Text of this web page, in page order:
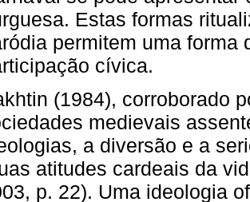
Estas formas
permitem uma forma
cívica.
(1984), corroborado
medievais
a diversão e a
atitudes cardeais da
p. 22). Uma ideologia